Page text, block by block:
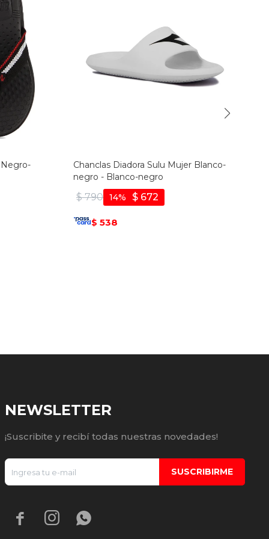
Chanclas Diadora Sulu Mujer Blanco-
negro - Blanco-negro
$ 790 $ 672
14
$ 538
NEWSLETTER
¡Suscribite y recibí todas nuestras novedades!
SUSCRIBIRME
  